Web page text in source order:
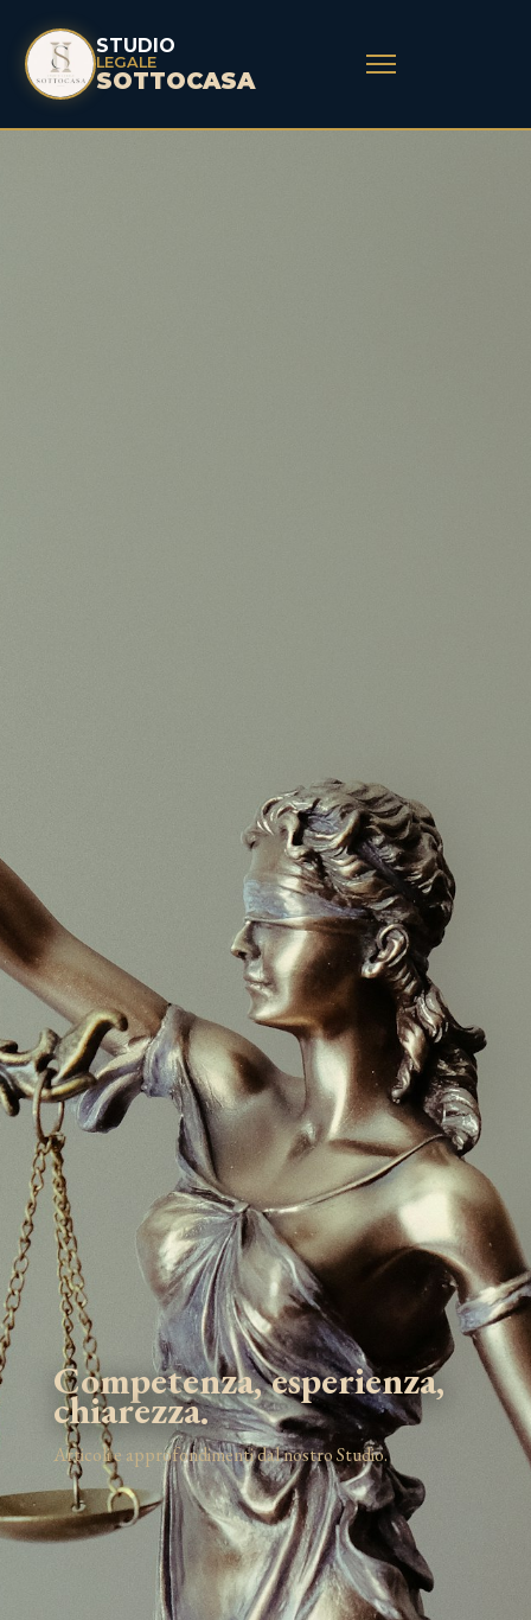
STUDIO
LEGALE
SOTTOCASA
Competenza, esperienza,
chiarezza.
Articoli e approfondimenti dal nostro Studio.